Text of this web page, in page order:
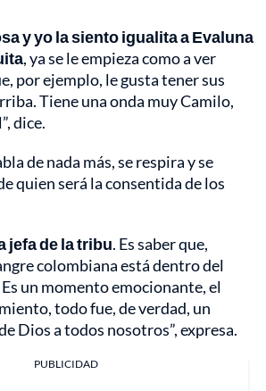
y yo la siento igualita a Evaluna
, ya se le empieza como a ver
por ejemplo, le gusta tener sus
Tiene una onda muy Camilo,
dice.
de nada más, se respira y se
quien será la consentida de los
jefa de la tribu. Es saber que,
colombiana está dentro del
un momento emocionante, el
todo fue, de verdad, un
Dios a todos nosotros”, expresa.
PUBLICIDAD